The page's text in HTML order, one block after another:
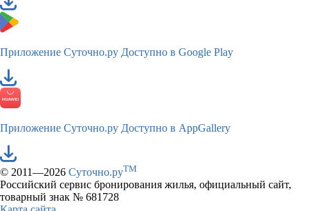
Приложение Суточно.ру Доступно в Google Play
Приложение Суточно.ру Доступно в AppGallery
© 2011—2026 Суточно.руTM
Российский сервис бронирования жилья, официальный сайт,
товарный знак № 681728